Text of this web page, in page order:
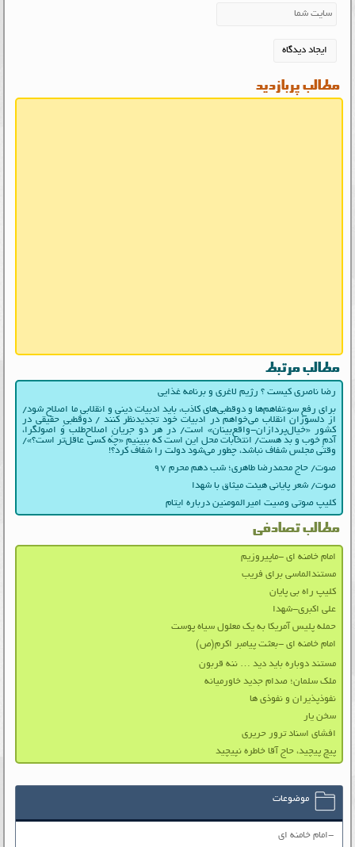
مطالب پربازدید
مطالب مرتبط
رضا ناصری کیست ؟ رژیم لاغری و برنامه غذایی
برای رفع سوءتفاهم‌ها و دوقطبی‌های کاذب، باید ادبیات دینی و انقلابیِ ما اصلاح شود/
از دلسوزان انقلاب می‌خواهم در ادبیات‌ خود تجدیدنظر کنند / دوقطبیِ حقیقی در
کشور «خیال‌پردازان-واقع‌بینان» است/ در هر دو جریانِ اصلاح‌طلب و اصولگرا،
آدمِ خوب و بد هست/ انتخابات محل این است که ببینیم «چه کسی عاقل‌تر است؟»/
وقتی مجلس شفاف نباشد، چطور می‌شود دولت را شفاف کرد؟!
صوت/ حاج محمدرضا طاهری؛ شب دهم محرم ۹۷
صوت/ شعر پایانی هیئت میثاق با شهدا
کلیپ صوتی وصیت امیرالمومنین درباره ایتام
مطالب تصادفی
امام خامنه ای -ماپیروزیم
مستندالماسی برای فریب
کلیپ راه بی پایان
علی اکبری-شهدا
حمله پلیس آمریکا به یک معلول سیاه پوست
امام خامنه ای -بعثت پیامبر اکرم(ص)
مستند دوباره باید دید … ننه قربون
ملک سلمان؛ صدام جدید خاورمیانه
نفوذپذیران و نفوذی‌ ها
سخن یار
افشای اسناد ترور حریری
پیچ پیچید، حاج آقا خاطره نپیچید
موضوعات
-امام خامنه ای